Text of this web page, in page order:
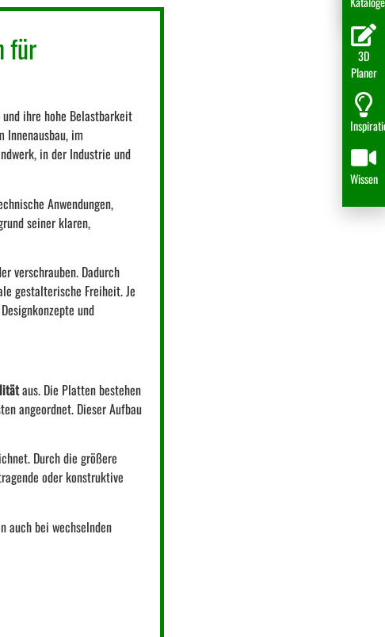
für
ihre hohe Belastbarkeit
im
in der Industrie und
Anwendungen,
seiner klaren,
verschrauben. Dadurch
gestalterische Freiheit. Je
und
aus. Die Platten bestehen
angeordnet. Dieser Aufbau
Durch die größere
oder konstruktive
auch bei wechselnden
3D
Planer
Wissen